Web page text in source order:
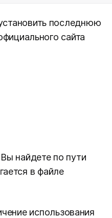
последнюю
сайта
найдете по пути
в файле
использования